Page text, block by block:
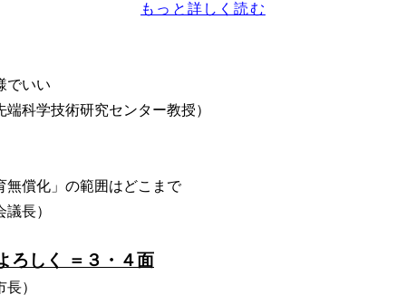
もっと詳しく読む
でいい
科学技術研究センター教授）
償化」の範囲はどこまで
長）
ろしく ＝３・４面
）